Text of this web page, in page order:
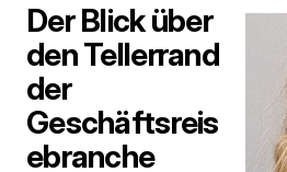
Der Blick über
den Tellerrand
der
Geschäftsreis
ebranche